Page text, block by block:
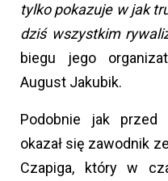
tylko pokazuje w jak
dziś wszystkim
biegu jego
August Jakubik.
Podobnie jak przed
okazał się zawodnik
Czapiga, który w